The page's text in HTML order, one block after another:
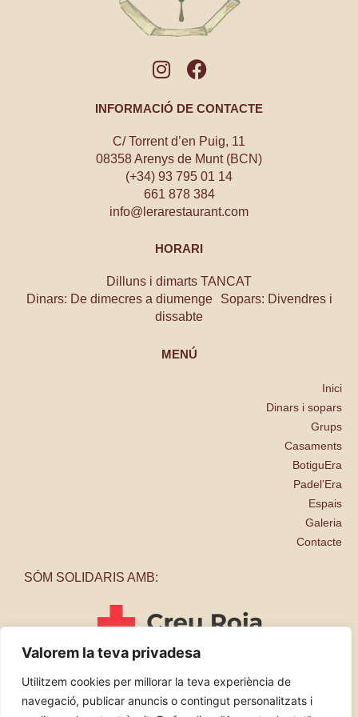
Valorem la teva privadesa
Utilitzem cookies per millorar la teva experiència de
navegació, publicar anuncis o contingut personalitzats i
INFORMACIÓ DE CONTACTE
C/ Torrent d’en Puig, 11
08358 Arenys de Munt (BCN)
(+34) 93 795 01 14
661 878 384
info@lerarestaurant.com
HORARI
Dilluns i dimarts TANCAT
Dinars: De dimecres a diumenge Sopars: Divendres i
dissabte
MENÚ
Inici
Dinars i sopars
Grups
Casaments
BotiguEra
Padel’Era
Espais
Galeria
Contacte
SÓM SOLIDARIS AMB: